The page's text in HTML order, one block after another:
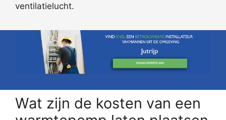
ventilatielucht.
Wat zijn de kosten van een